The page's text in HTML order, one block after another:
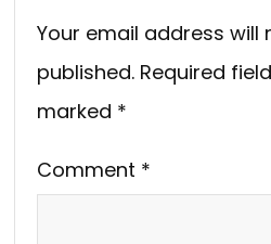
Your email address will
published. Required
marked *
Comment *